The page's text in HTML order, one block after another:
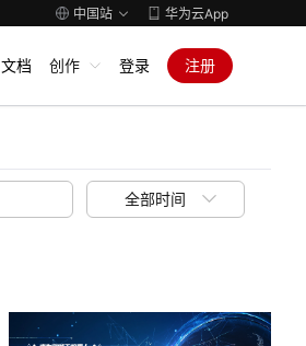
中国站 华为云App
文档 创作 登录 注册
全部时间